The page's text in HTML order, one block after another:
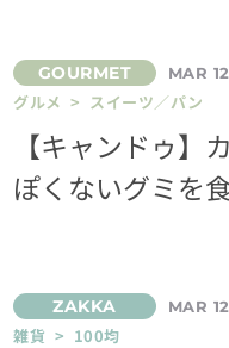
MAR
グルメ > スイーツ／パン
【キャンドゥ】
ぽくないグミを
MAR
雑貨 > 100均